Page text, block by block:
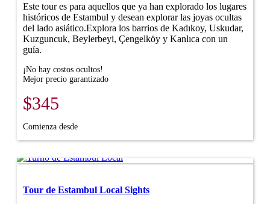
Este tour es para aquellos que ya han explorado los lugares
históricos de Estambul y desean explorar las joyas ocultas
del lado asiático.Explora los barrios de Kadıkoy, Uskudar,
Kuzguncuk, Beylerbeyi, Çengelköy y Kanlıca con un
guía.
¡No hay costos ocultos!
Mejor precio garantizado
$345
Comienza desde
Tour de Estambul Local Sights